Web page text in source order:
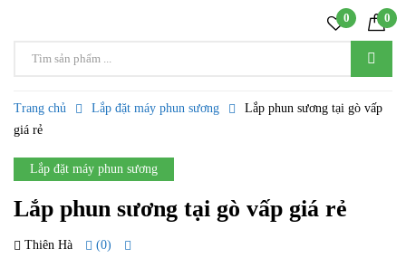
0 0
Trang chủ Lắp đặt máy phun sương
Lắp phun sương tại gò vấp
giá rẻ
Lắp đặt máy phun sương
Lắp phun sương tại gò vấp giá rẻ
Thiên Hà (0)